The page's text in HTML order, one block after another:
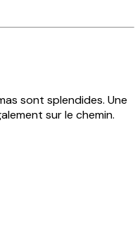
sont splendides. Une
sur le chemin.